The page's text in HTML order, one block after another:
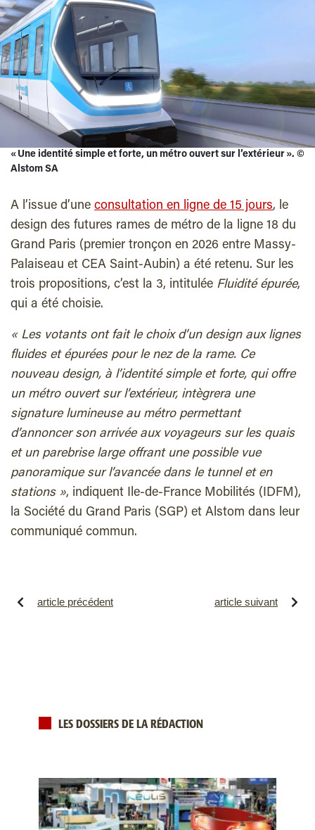
« Une identité simple et forte, un métro ouvert sur l’extérieur ». ©
Alstom SA
A l’issue d’une consultation en ligne de 15 jours, le
design des futures rames de métro de la ligne 18 du
Grand Paris (premier tronçon en 2026 entre Massy-
Palaiseau et CEA Saint-Aubin) a été retenu. Sur les
trois propositions, c’est la 3, intitulée Fluidité épurée,
qui a été choisie.
« Les votants ont fait le choix d’un design aux lignes
fluides et épurées pour le nez de la rame. Ce
nouveau design, à l’identité simple et forte, qui offre
un métro ouvert sur l’extérieur, intègrera une
signature lumineuse au métro permettant
d’annoncer son arrivée aux voyageurs sur les quais
et un parebrise large offrant une possible vue
panoramique sur l’avancée dans le tunnel et en
stations », indiquent Ile-de-France Mobilités (IDFM),
la Société du Grand Paris (SGP) et Alstom dans leur
communiqué commun.
article précédent article suivant
LES DOSSIERS DE LA RÉDACTION